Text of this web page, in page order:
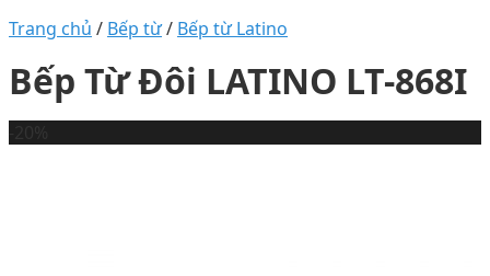
Trang chủ / Bếp từ/ Bếp từ Latino
Bếp Từ Đôi LATINO LT-868I